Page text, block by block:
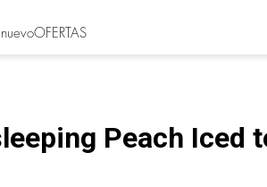
OFERTAS
Peach Iced